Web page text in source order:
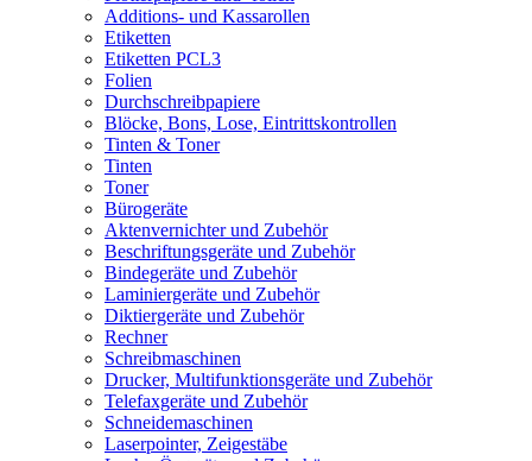
Additions- und Kassarollen
Etiketten
Etiketten PCL3
Folien
Durchschreibpapiere
Blöcke, Bons, Lose, Eintrittskontrollen
Tinten & Toner
Tinten
Toner
Bürogeräte
Aktenvernichter und Zubehör
Beschriftungsgeräte und Zubehör
Bindegeräte und Zubehör
Laminiergeräte und Zubehör
Diktiergeräte und Zubehör
Rechner
Schreibmaschinen
Drucker, Multifunktionsgeräte und Zubehör
Telefaxgeräte und Zubehör
Schneidemaschinen
Laserpointer, Zeigestäbe